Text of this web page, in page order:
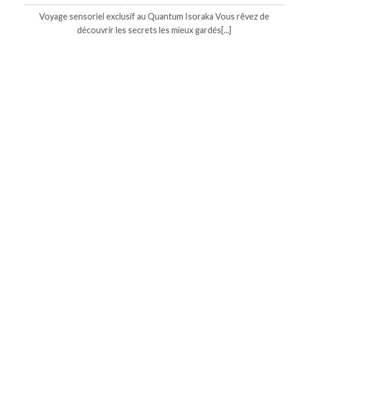
Voyage sensoriel exclusif au Quantum Isoraka Vous rêvez de
découvrir les secrets les mieux gardés[...]